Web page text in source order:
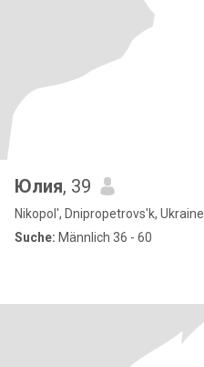
Юлия, 39
Nikopol', Dnipropetrovs'k, Ukraine
Suche: Männlich 36 - 60